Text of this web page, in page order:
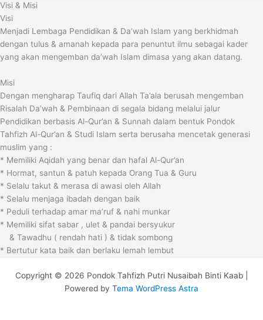
Visi & Misi
Visi
Menjadi Lembaga Pendidikan & Da’wah Islam yang berkhidmah
dengan tulus & amanah kepada para penuntut ilmu sebagai kader
yang akan mengemban da’wah Islam dimasa yang akan datang.
Misi
Dengan mengharap Taufiq dari Allah Ta’ala berusah mengemban
Risalah Da’wah & Pembinaan di segala bidang melalui jalur
Pendidikan berbasis Al-Qur’an & Sunnah dalam bentuk Pondok
Tahfizh Al-Qur’an & Studi Islam serta berusaha mencetak generasi
muslim yang :
* Memiliki Aqidah yang benar dan hafal Al-Qur’an
* Hormat, santun & patuh kepada Orang Tua & Guru
* Selalu takut & merasa di awasi oleh Allah
* Selalu menjaga ibadah dengan baik
* Peduli terhadap amar ma’ruf & nahi munkar
* Memiliki sifat sabar , ulet & pandai bersyukur
& Tawadhu ( rendah hati ) & tidak sombong
* Bertutur kata baik dan berlaku lemah lembut
Copyright © 2026 Pondok Tahfizh Putri Nusaibah Binti Kaab |
Powered by Tema WordPress Astra